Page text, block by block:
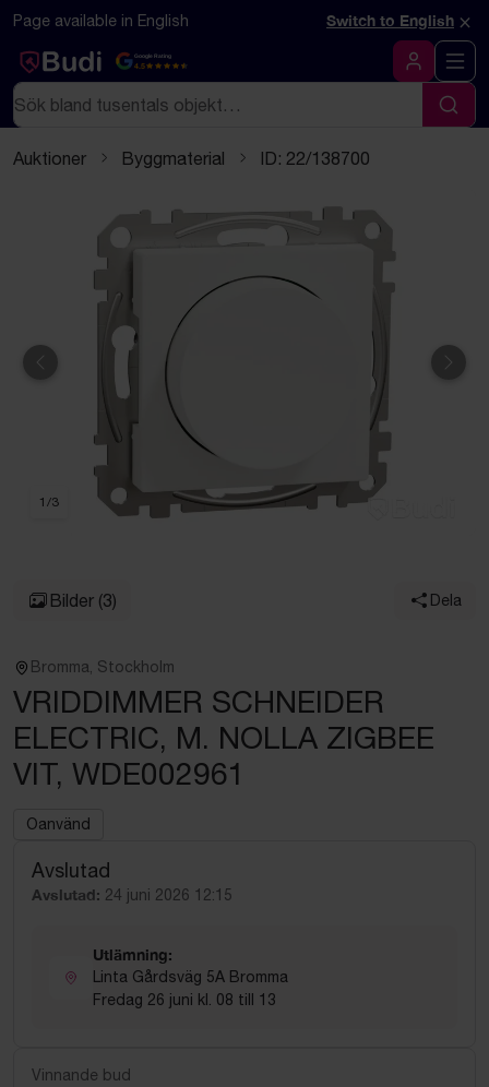
Hoppa till innehåll
Textbaserad (markdown) version av denna sida
Page available in English Switch to English ×
Google Rating
4.5
Logga in
Sök
Sök
Auktioner Byggmaterial ID: 22/138700
Föregående
1 /3
Bilder (3) Dela
Bromma, Stockholm
VRIDDIMMER SCHNEIDER
ELECTRIC, M. NOLLA ZIGBEE
VIT, WDE002961
Oanvänd
Avslutad
Avslutad: 24 juni 2026 12:15
Utlämning:
Linta Gårdsväg 5A Bromma
Fredag 26 juni kl. 08 till 13
Vinnande bud